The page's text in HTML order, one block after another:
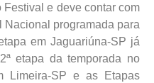
e deve contar com
Nacional programada para
em Jaguariúna-SP já
etapa da temporada no
Limeira-SP e as Etapas